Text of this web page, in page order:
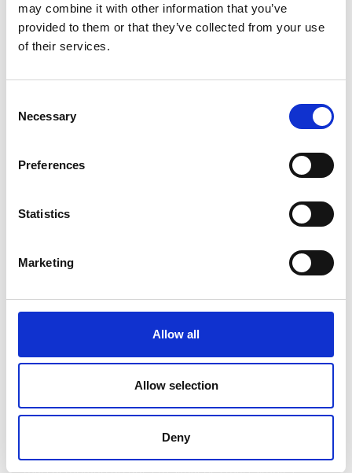
may combine it with other information that you’ve
provided to them or that they’ve collected from your use
of their services.
Selection
Necessary
Preferences
Statistics
Marketing
Allow all
Allow selection
Deny
integra conceitos modernos e conhecimentos científicos
de ponta, de forma a poder dar a melhor resposta
terapêutica possível.
Eis alguns desses critérios:
apenas no controlo dos sintomas, pois pretendemos
que a doença fique verdadeiramente tratada e não seja
- Não tratamos doenças, mas sim pessoas. A mesma
doença pode ter causas energéticas totalmente distintas
não faz sentido tratá-la apenas do ponto de vista da
doença, mas sim da pessoa.
forma global, a resposta ao tratamento torna-se
também mais rápida e consistente.
Muitas doenças de pele que tratamos no nosso dia a dia
são crónicas, com o doente a apresentar um quadro
assim, nestes casos, o nosso método apresenta bons